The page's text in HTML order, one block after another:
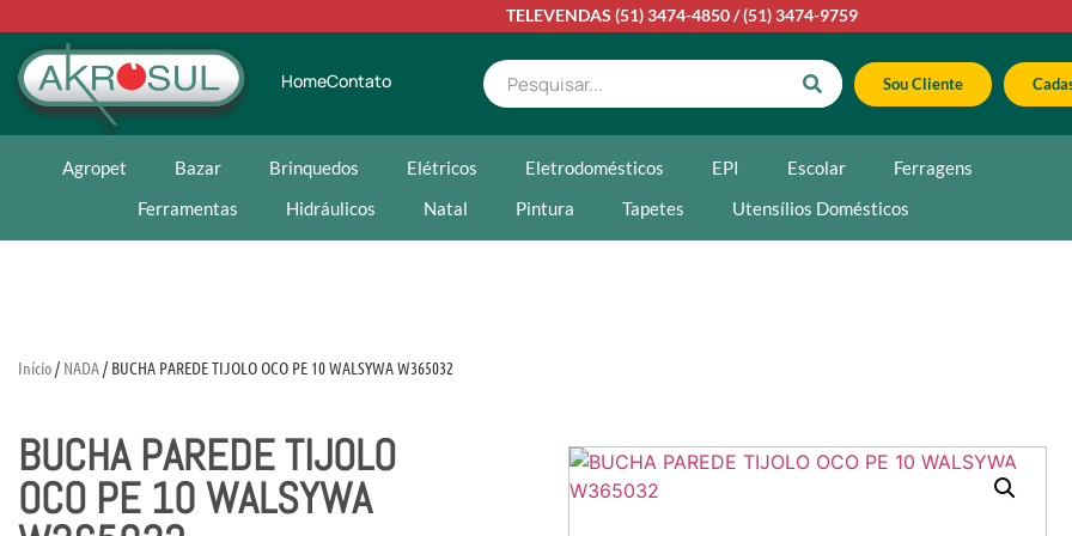
TELEVENDAS (51) 3474-4850/(51) 3474-9759
HomeContato Sou Cliente
Agropet Bazar Brinquedos Elétricos Eletrodomésticos EPI Escolar
Ferragens
Ferramentas
Hidráulicos Natal Pintura Tapetes Utensílios Domésticos
Início/ NADA/ BUCHA PAREDE TIJOLO OCO PE 10 WALSYWA W365032
BUCHA PAREDE TIJOLO
OCO PE 10 WALSYWA